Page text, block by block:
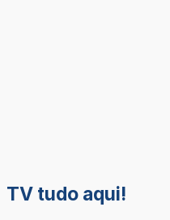
TV tudo aqui!